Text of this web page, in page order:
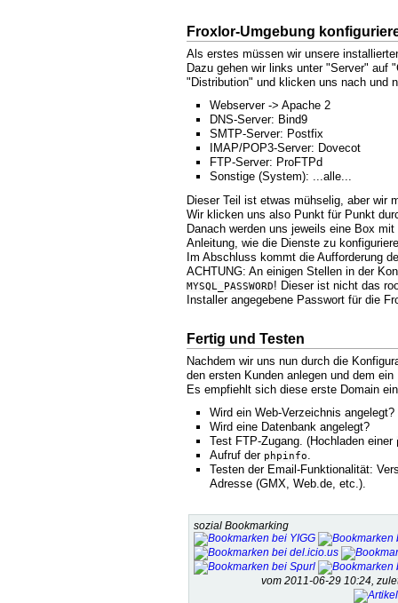
Froxlor-Umgebung
Als erstes müssen wir unsere
Dazu gehen wir links unter "Server" auf
"Distribution" und klicken uns nach und
Webserver -> Apache 2
DNS-Server: Bind9
SMTP-Server: Postfix
IMAP/POP3-Server: Dovecot
FTP-Server: ProFTPd
Sonstige (System): ...alle...
Dieser Teil ist etwas mühselig, aber wir
Wir klicken uns also Punkt für Punkt
Danach werden uns jeweils eine Box
Anleitung, wie die Dienste zu
Im Abschluss kommt die Aufforderung
ACHTUNG: An einigen Stellen in der
MYSQL_PASSWORD! Dieser ist nicht das
Installer angegebene Passwort für die
Fertig und Testen
Nachdem wir uns nun durch die
den ersten Kunden anlegen und dem
Es empfiehlt sich diese erste Domain
Wird ein Web-Verzeichnis angelegt?
Wird eine Datenbank angelegt?
Test FTP-Zugang. (Hochladen einer
Aufruf der phpinfo.
Testen der Email-Funktionalität:
Adresse (GMX, Web.de, etc.).
sozial Bookmarking
vom 2011-06-29 10:24,